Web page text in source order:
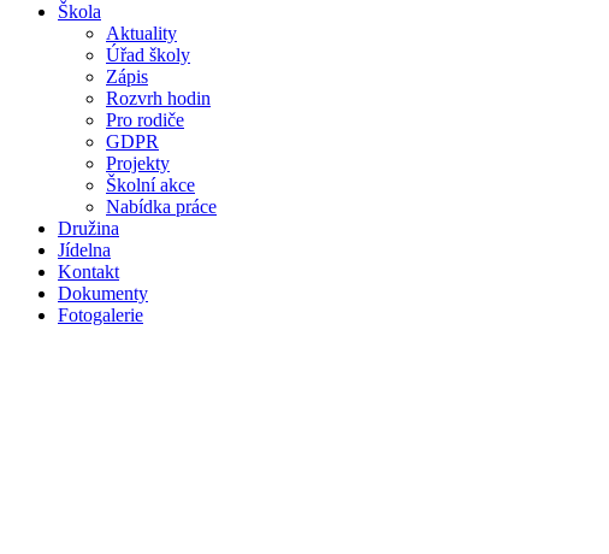
Škola
Aktuality
Úřad školy
Zápis
Rozvrh hodin
Pro rodiče
GDPR
Projekty
Školní akce
Nabídka práce
Družina
Jídelna
Kontakt
Dokumenty
Fotogalerie